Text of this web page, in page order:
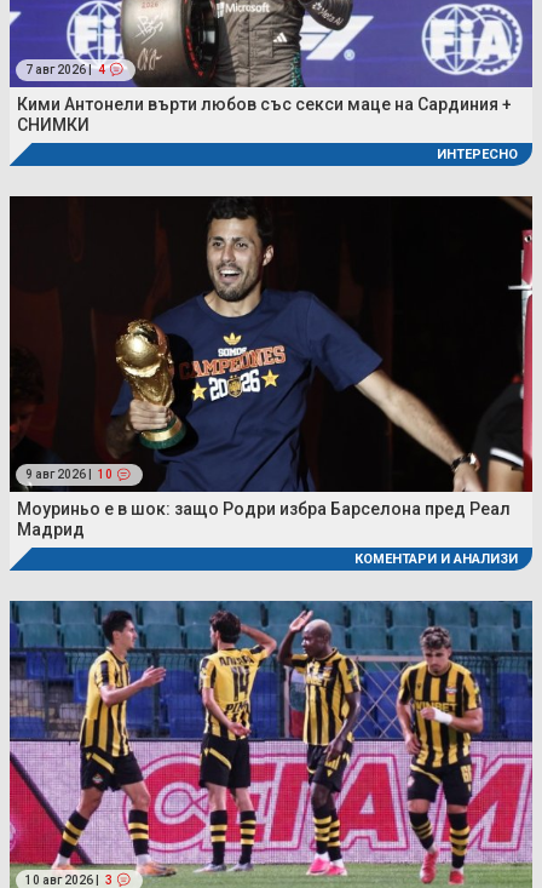
7 авг 2026 | 4
Кими Антонели върти любов със секси маце на Сардиния +
СНИМКИ
ИНТЕРЕСНО
9 авг 2026 | 10
Моуриньо е в шок: защо Родри избра Барселона пред Реал
Мадрид
КОМЕНТАРИ И АНАЛИЗИ
10 авг 2026 | 3